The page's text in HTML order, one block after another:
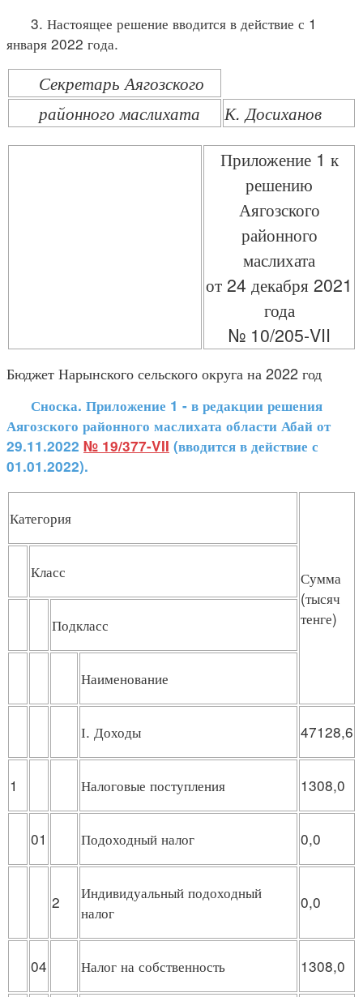
3. Настоящее решение вводится в действие с 1
января 2022 года.
Секретарь Аягозского
районного маслихата
К. Досиханов
Приложение 1 к
решению
Аягозского
районного
маслихата
от 24 декабря 2021
года
№ 10/205-VII
Бюджет Нарынского сельского округа на 2022 год
Сноска. Приложение 1 - в редакции решения
Аягозского районного маслихата области Абай от
29.11.2022 № 19/377-VII (вводится в действие с
01.01.2022).
Категория
Сумма
(тысяч
тенге)
Класс
Подкласс
Наименование
І. Доходы 47128,6
1 Налоговые поступления 1308,0
01 Подоходный налог 0,0
2
Индивидуальный подоходный
налог
0,0
04 Налог на собственность 1308,0